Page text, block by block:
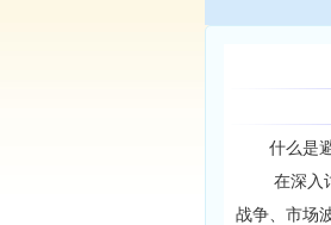
什么是避
在深入讨
战争、市场